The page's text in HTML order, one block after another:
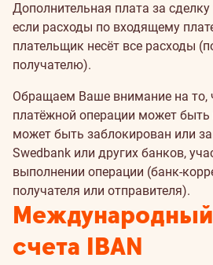
Дополнительная плата за
если расходы по входящему
плательщик несёт все расходы
получателю).
Обращаем Ваше внимание на то,
платёжной операции может быть
может быть заблокирован или
Swedbank или других банков,
выполнении операции (банк-
получателя или отправителя).
счета IBAN